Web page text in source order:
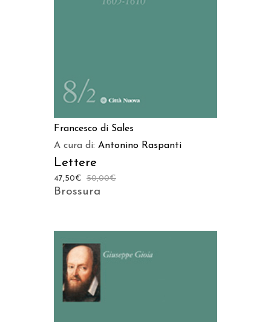
Francesco di Sales
A cura di: Antonino Raspanti
Lettere
50,00€
47,50€
Brossura